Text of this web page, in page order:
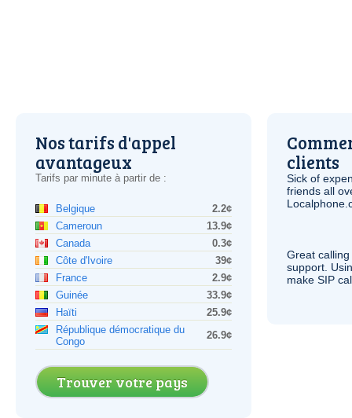
Nos tarifs d'appel
avantageux
Tarifs par minute à partir de :
Belgique
2.2¢
Cameroun
13.9¢
Canada
0.3¢
Côte d'Ivoire
39¢
France
2.9¢
Guinée
33.9¢
Haïti
25.9¢
République démocratique du
Congo
26.9¢
Trouver votre pays
clients
Sick of
friends all
Great
support.
make SIP